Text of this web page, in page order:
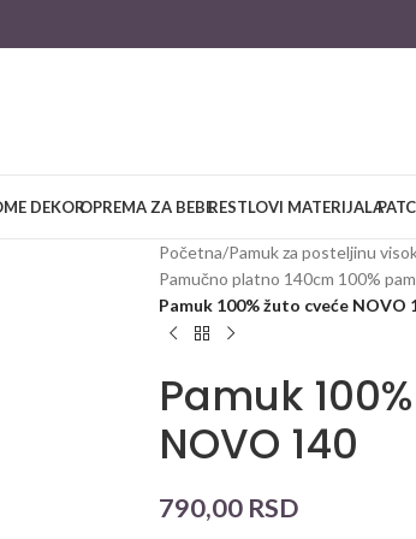
DEKOROPREMA ZA BEBERESTLOVI MATERIJALA
Početna/Pamuk za posteljinu
Pamučno platno 140cm 100%
Pamuk 100% žuto cveće NOVO
Pamuk
NOVO 140
790,00 RSD